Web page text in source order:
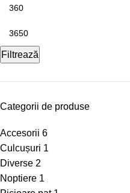
Filtrează
Categorii de produse
Accesorii 6
Culcușuri 1
Diverse 2
Noptiere 1